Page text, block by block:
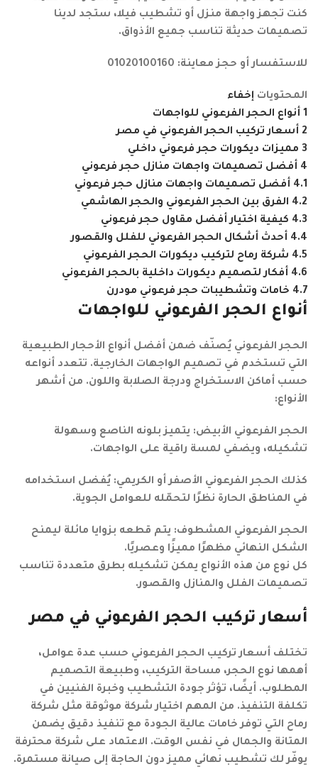
كنت تجهز واجهة منزل أو تشطيب فيلا، ستجد لدينا
تصميمات حديثة تناسب جميع الأذواق.
للاستفسار أو حجز معاينة: 01020100160
المحتويات إخفاء
1 أنواع الحجر الفرعوني للواجهات
2 أسعار تركيب الحجر الفرعوني في مصر
3 مميزات ديكورات حجر فرعوني داخلي
4 أفضل تصميمات واجهات منازل حجر فرعوني
4.1 أفضل تصميمات واجهات منازل حجر فرعوني
4.2 الفرق بين الحجر الفرعوني والحجر الهاشمي
4.3 كيفية اختيار أفضل مقاول حجر فرعوني
4.4 أحدث أشكال الحجر الفرعوني للفلل والقصور
4.5 شركة رماح لتركيب ديكورات الحجر الفرعوني
4.6 أفكار لتصميم ديكورات داخلية بالحجر الفرعوني
4.7 خامات وتشطيبات حجر فرعوني مودرن
أنواع الحجر الفرعوني للواجهات
الحجر الفرعوني يُصنّف ضمن أفضل أنواع الأحجار الطبيعية
التي تستخدم في تصميم الواجهات الخارجية. تتعدد أنواعه
حسب أماكن الاستخراج ودرجة الصلابة واللون. من أشهر
الأنواع:
الحجر الفرعوني الأبيض: يتميز بلونه الناصع وسهولة
تشكيله، ويضفي لمسة راقية على الواجهات.
كذلك الحجر الفرعوني الأصفر أو الكريمي: يُفضل استخدامه
في المناطق الحارة نظرًا لتحمّله للعوامل الجوية.
الحجر الفرعوني المشطوف: يتم قطعه بزوايا مائلة ليمنح
الشكل النهائي مظهرًا مميزًا وعصريًا.
كل نوع من هذه الأنواع يمكن تشكيله بطرق متعددة تناسب
تصميمات الفلل والمنازل والقصور.
أسعار تركيب الحجر الفرعوني في مصر
تختلف أسعار تركيب الحجر الفرعوني حسب عدة عوامل،
أهمها نوع الحجر، مساحة التركيب، وطبيعة التصميم
المطلوب. أيضًا، تؤثر جودة التشطيب وخبرة الفنيين في
تكلفة التنفيذ. من المهم اختيار شركة موثوقة مثل شركة
رماح التي توفر خامات عالية الجودة مع تنفيذ دقيق يضمن
المتانة والجمال في نفس الوقت. الاعتماد على شركة محترفة
يوفّر لك تشطيب نهائي مميز دون الحاجة إلى صيانة مستمرة.